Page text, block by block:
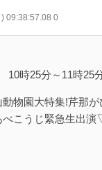
) 09:38:57.08 0
10時25分～11時25
物園大特集!芹那
こうじ緊急生出